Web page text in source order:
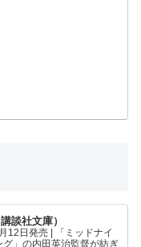
談社文庫）
12日発売 | 「ミッドナイ
グ」の内田英治監督が紡ぎ